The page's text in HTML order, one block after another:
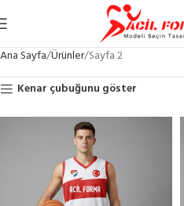
Ana Sayfa Ürünler Sayfa 2
Kenar çubuğunu göster